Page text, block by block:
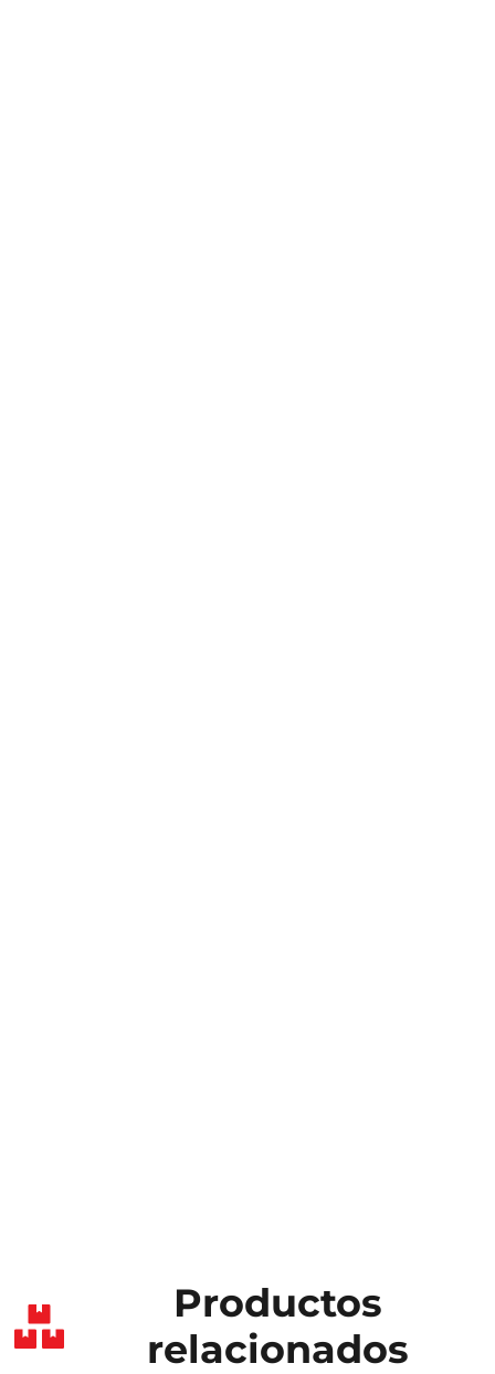
Productos
relacionados